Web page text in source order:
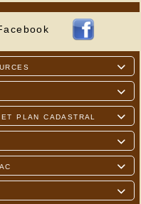
Facebook



plan cadastral


